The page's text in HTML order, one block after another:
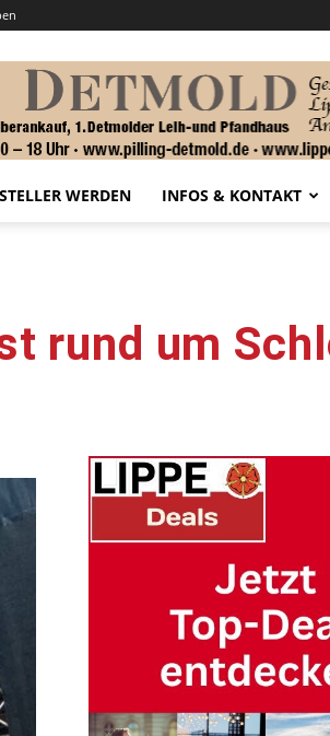
WERDEN INFOS & KONTAKT
rund um